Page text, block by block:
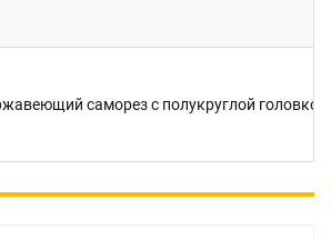
саморез с полукруглой